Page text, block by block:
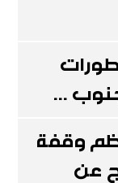
...
وقفة
عن